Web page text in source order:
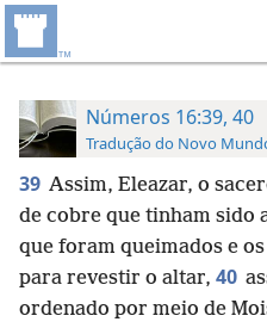
Números 16:39, 40
Tradução do Novo
39 Assim, Eleazar, o
de cobre que tinham sido
que foram queimados e
para revestir o altar, 40
ordenado por meio de